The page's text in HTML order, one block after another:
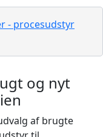
- procesudstyr
og nyt
af brugte